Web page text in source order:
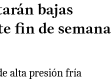
bajas
fin de semana
alta presión fría